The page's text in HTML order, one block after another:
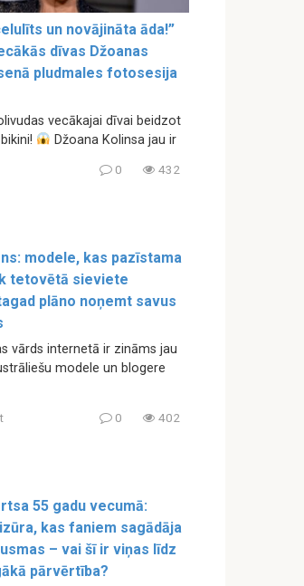
un novājināta āda!”
dīvas Džoanas
pludmales fotosesija
vecākajai dīvai beidzot
Džoana Kolinsa jau ir
0 432
modele, kas pazīstama
tetovētā sieviete
plāno noņemt savus
vārds internetā ir zināms jau
modele un blogere
0 402
55 gadu vecumā:
kas faniem sagādāja
– vai šī ir viņas līdz
pārvērtība?